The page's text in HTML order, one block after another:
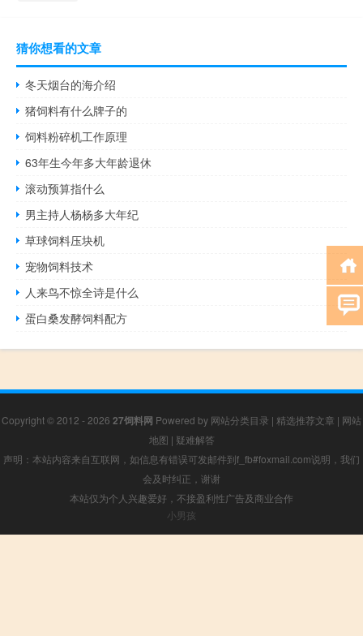
猜你想看的文章
冬天烟台的海介绍
猪饲料有什么牌子的
饲料粉碎机工作原理
63年生今年多大年龄退休
滚动预算指什么
男主持人杨杨多大年纪
草球饲料压块机
宠物饲料技术
人来鸟不惊全诗是什么
蛋白桑发酵饲料配方
Copyright © 2012 - 2026 27饲料网 Powered by 网站分类目录 | 精选推荐文章 | 网站
地图 | 疑难解答
声明：本站内容来自互联网，如信息有错误可发邮件到f_fb#foxmail.com说明，我们
会及时纠正，谢谢
本站仅为个人兴趣爱好，不接盈利性广告及商业合作
小男孩